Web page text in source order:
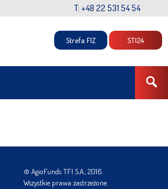
T: +48 22 531 54 54
Strefa FIZ STI24
© AgioFunds TFI S.A., 2016.
Wszystkie prawa zastrzeżone.